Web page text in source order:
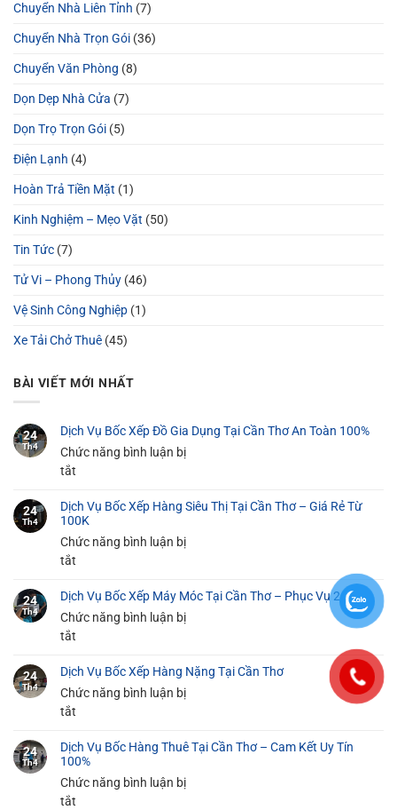
Chuyển Nhà Liên Tỉnh (7)
Chuyển Nhà Trọn Gói (36)
Chuyển Văn Phòng (8)
Dọn Dẹp Nhà Cửa (7)
Dọn Trọ Trọn Gói (5)
Điện Lạnh (4)
Hoàn Trả Tiền Mặt (1)
Kinh Nghiệm – Mẹo Vặt (50)
Tin Tức (7)
Tử Vi – Phong Thủy (46)
Vệ Sinh Công Nghiệp (1)
Xe Tải Chở Thuê (45)
BÀI VIẾT MỚI NHẤT
24
Th4
Dịch Vụ Bốc Xếp Đồ Gia Dụng Tại Cần Thơ An Toàn 100%
Chức năng bình luận bị
tắt
Vụ
Bốc
Xếp
Dụng
Tại
An
Toàn
24
Th4
Dịch Vụ Bốc Xếp Hàng Siêu Thị Tại Cần Thơ – Giá Rẻ Từ
100K
Chức năng bình luận bị
tắt
Vụ
Bốc
Siêu
Thị
Thơ
–
Giá
24
Th4
Dịch Vụ Bốc Xếp Máy Móc Tại Cần Thơ – Phục Vụ 24/24
Chức năng bình luận bị
tắt
Vụ
Bốc
Móc
Tại
Cần
24
Th4
Dịch Vụ Bốc Xếp Hàng Nặng Tại Cần Thơ
Chức năng bình luận bị
tắt
Vụ
Bốc
Xếp
24
Th4
Dịch Vụ Bốc Hàng Thuê Tại Cần Thơ – Cam Kết Uy Tín
100%
Chức năng bình luận bị
tắt